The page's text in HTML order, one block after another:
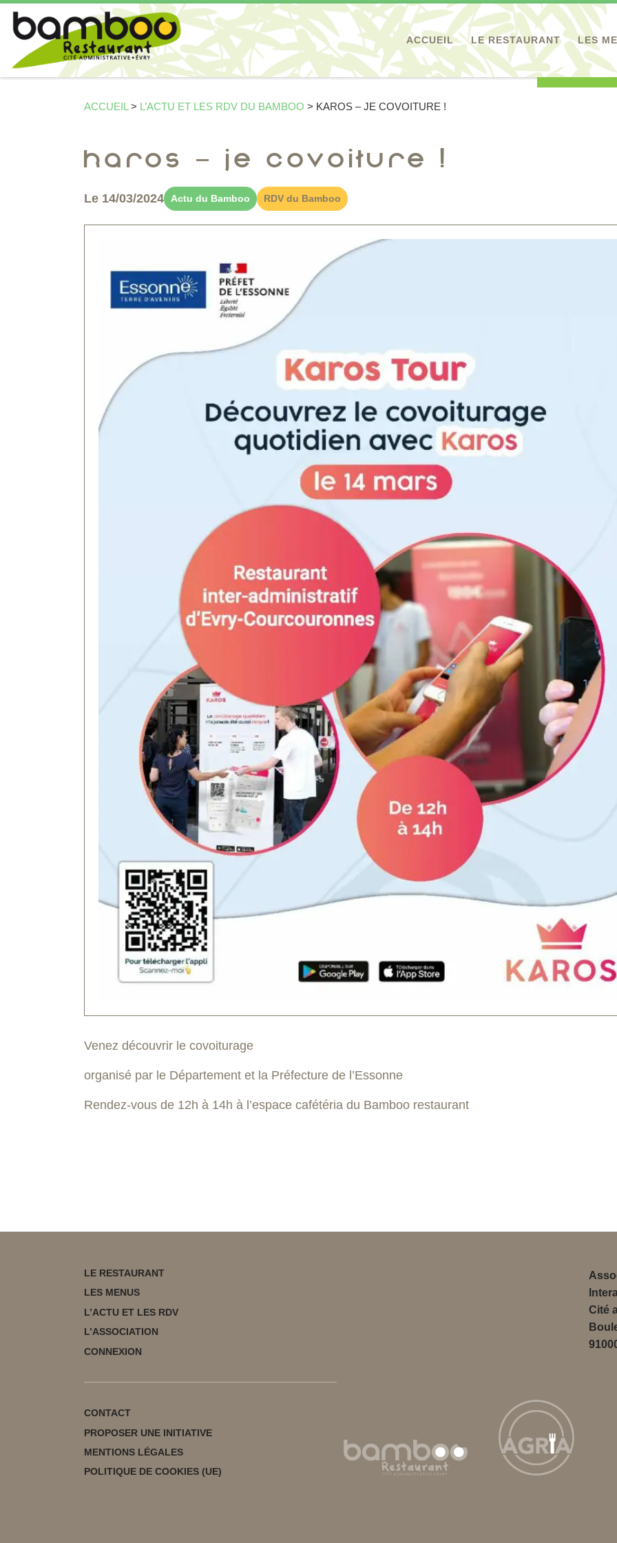
Passer au contenu
ACCUEIL LE RESTAURANT LES
ACCUEIL > L’ACTU ET LES RDV DU BAMBOO > KAROS – JE COVOITURE !
KAROS – je covoiture !
Le 14/03/2024 Actu du Bamboo RDV du Bamboo
Venez découvrir le covoiturage
organisé par le Département et la Préfecture de l’Essonne
Rendez-vous de 12h à 14h à l’espace cafét​éria du Bamboo restaurant
LE RESTAURANT
LES MENUS
L’ACTU ET LES RDV
L’ASSOCIATION
CONNEXION
CONTACT
PROPOSER UNE INITIATIVE
MENTIONS LÉGALES
POLITIQUE DE COOKIES (UE)
Cité